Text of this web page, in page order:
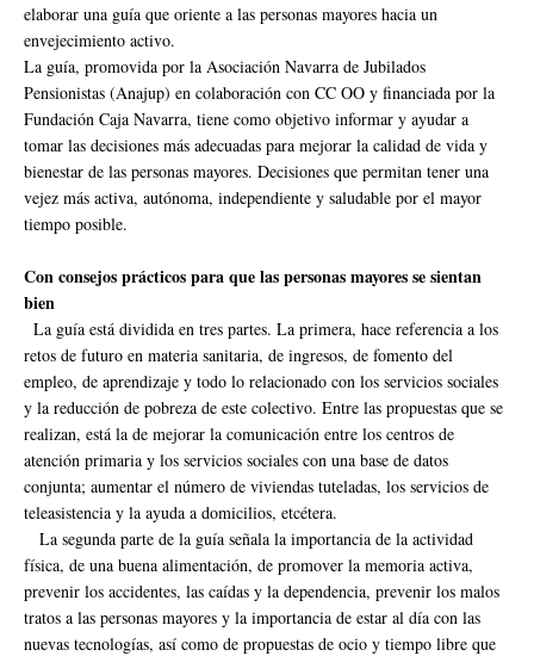
elaborar una guía que oriente a las personas mayores hacia un
envejecimiento activo.
La guía, promovida por la Asociación Navarra de Jubilados
Pensionistas (Anajup) en colaboración con CC OO y financiada por la
Fundación Caja Navarra, tiene como objetivo informar y ayudar a
tomar las decisiones más adecuadas para mejorar la calidad de vida y
bienestar de las personas mayores. Decisiones que permitan tener una
vejez más activa, autónoma, independiente y saludable por el mayor
tiempo posible.
Con consejos prácticos para que las personas mayores se sientan
bien
La guía está dividida en tres partes. La primera, hace referencia a los
retos de futuro en materia sanitaria, de ingresos, de fomento del
empleo, de aprendizaje y todo lo relacionado con los servicios sociales
y la reducción de pobreza de este colectivo. Entre las propuestas que se
realizan, está la de mejorar la comunicación entre los centros de
atención primaria y los servicios sociales con una base de datos
conjunta; aumentar el número de viviendas tuteladas, los servicios de
teleasistencia y la ayuda a domicilios, etcétera.
La segunda parte de la guía señala la importancia de la actividad
física, de una buena alimentación, de promover la memoria activa,
prevenir los accidentes, las caídas y la dependencia, prevenir los malos
tratos a las personas mayores y la importancia de estar al día con las
nuevas tecnologías, así como de propuestas de ocio y tiempo libre que